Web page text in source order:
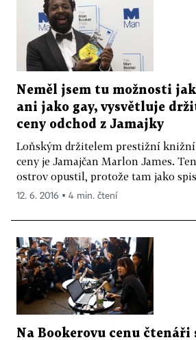
Neměl jsem tu možnosti
ani jako gay, vysvětluje
ceny odchod z Jamajky
Loňským držitelem prestižní
ceny je Jamajčan Marlon James.
ostrov opustil, protože tam jako
12. 6. 2016 ▪ 4 min. čtení
Na Bookerovu cenu čtenáři